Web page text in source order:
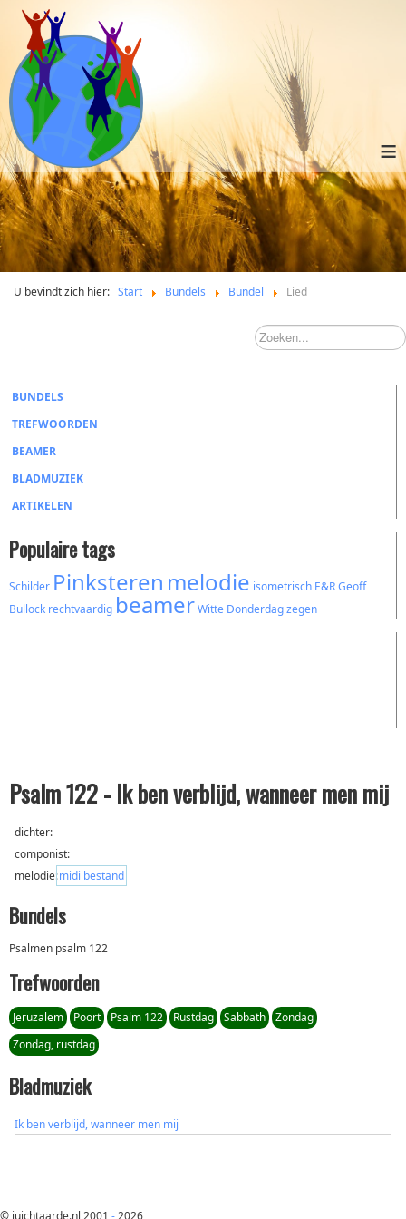
≡
U bevindt zich hier: Start Bundels Bundel Lied
BUNDELS
TREFWOORDEN
BEAMER
BLADMUZIEK
ARTIKELEN
Populaire tags
Schilder Pinksteren melodie isometrisch E&RGeoff
Bullock rechtvaardig beamerWitte Donderdagzegen
Psalm 122 - Ik ben verblijd, wanneer men mij
dichter:
componist:
melodie:midi bestand
Bundels
Psalmen psalm 122
Trefwoorden
Jeruzalem Poort Psalm 122 Rustdag Sabbath
Zondag
Zondag, rustdag
Bladmuziek
Ik ben verblijd, wanneer men mij
© juichtaarde.nl 2001 - 2026